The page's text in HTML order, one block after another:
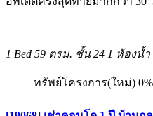
1 Bed 59 ตรม. ชั้น 24 1 ห้องน้ำ
ทรัพย์โครงการ(ใหม่) 0%